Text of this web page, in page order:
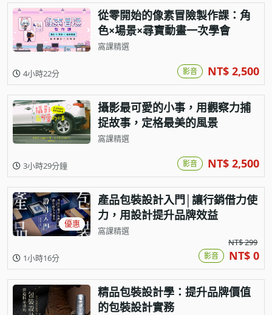
從零開始的像素冒險製作課：角
色×場景×尋寶動畫一次學會
窩課精選
4小時22分 影音 NT$ 2,500
攝影最可愛的小事，用觀察力捕
捉故事，定格最美的風景
窩課精選
3小時29分鐘 影音 NT$ 2,500
優惠
產品包裝設計入門│讓行銷借力使
力，用設計提升品牌效益
窩課精選
1小時16分
NT$ 299
影音 NT$ 0
精品包裝設計學：提升品牌價值
的包裝設計實務